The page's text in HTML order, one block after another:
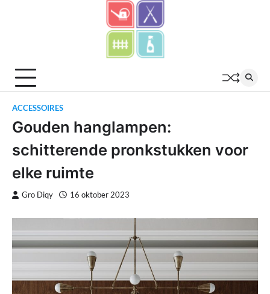
ACCESSOIRES
Gouden hanglampen:
schitterende pronkstukken voor
elke ruimte
Gro Diqy 16 oktober 2023